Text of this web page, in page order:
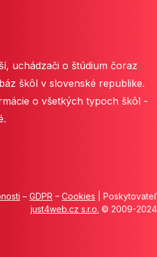
uchádzači o štúdium čoraz
škôl v slovenské republike.
o všetkých typoch škôl -
– GDPR – Cookies | Poskytovateľ
just4web.cz s.r.o. © 2009-2024